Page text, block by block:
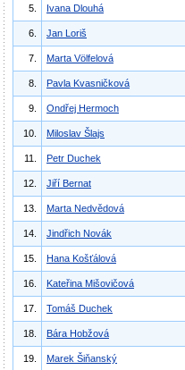
5. Ivana Dlouhá
6. Jan Loriš
7. Marta Völfelová
8. Pavla Kvasničková
9. Ondřej Hermoch
10. Miloslav Šlajs
11. Petr Duchek
12. Jiří Bernat
13. Marta Nedvědová
14. Jindřich Novák
15. Hana Košťálová
16. Kateřina Mišovičová
17. Tomáš Duchek
18. Bára Hobžová
19. Marek Šiňanský